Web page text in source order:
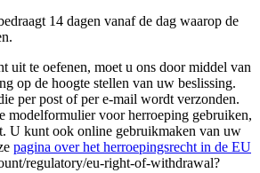
14 dagen vanaf de dag waarop de
uit te oefenen, moet u ons door middel van
op de hoogte stellen van uw beslissing.
per post of per e-mail wordt verzonden.
modelformulier voor herroeping gebruiken,
U kunt ook online gebruikmaken van uw
pagina over het herroepingsrecht in de EU
regulatory/eu-right-of-withdrawal?